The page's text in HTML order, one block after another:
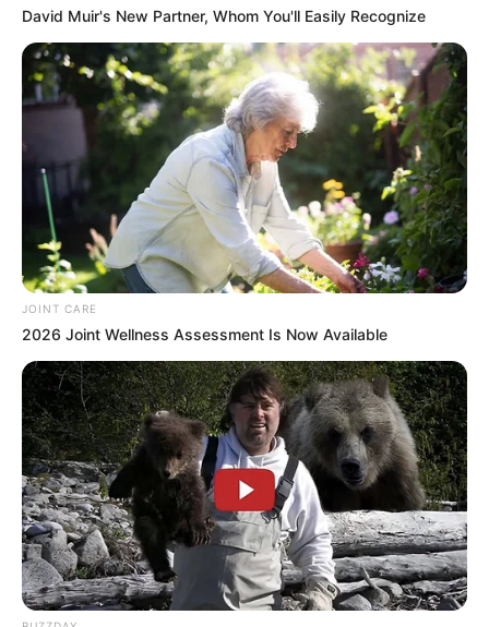
David Muir's New Partner, Whom You'll Easily Recognize
JOINT CARE
2026 Joint Wellness Assessment Is Now Available